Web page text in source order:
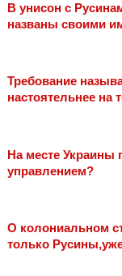
В унисон с
названы своими
Требование
настоятельнее на
На месте
управлением?
О колониальном
только